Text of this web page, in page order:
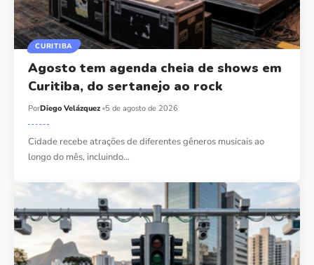
CURITIBA
Agosto tem agenda cheia de shows em
Curitiba, do sertanejo ao rock
PorDiego Velázquez 5 de agosto de 2026
Cidade recebe atrações de diferentes gêneros musicais ao
longo do mês, incluindo…